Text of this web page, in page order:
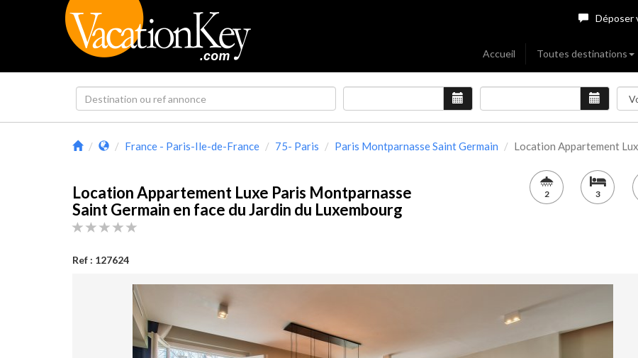
Déposer
Accueil Toutes destinations
France - Paris-Ile-de-France 75- Paris Paris Montparnasse Saint Germain Location Appartement
Location Appartement Luxe Paris Montparnasse
Saint Germain en face du Jardin du Luxembourg
Ref : 127624
2 3